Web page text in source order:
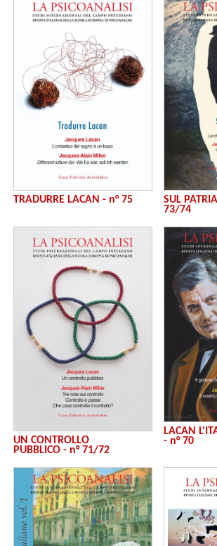
TRADURRE LACAN - n° 75
SUL
73/74
UN CONTROLLO
PUBBLICO - n° 71/72
LACAN
- n° 70